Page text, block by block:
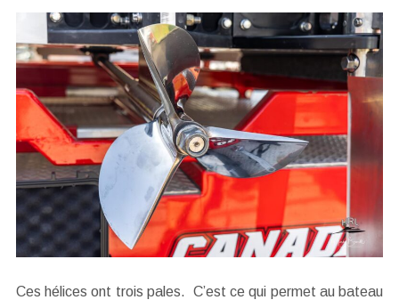
Ces hélices ont trois pales. C’est ce qui permet au bateau